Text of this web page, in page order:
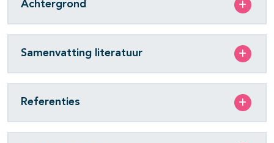
Achtergrond
Samenvatting literatuur
Referenties